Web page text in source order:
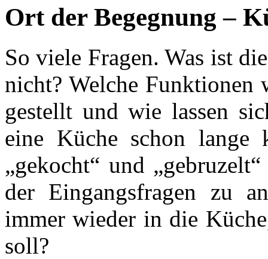
Ort der Begegnung –
So viele Fragen. Was ist
nicht? Welche Funktionen
gestellt und wie lassen
eine Küche schon
„gekocht“ und
der Eingangsfragen zu
immer wieder in die
soll?